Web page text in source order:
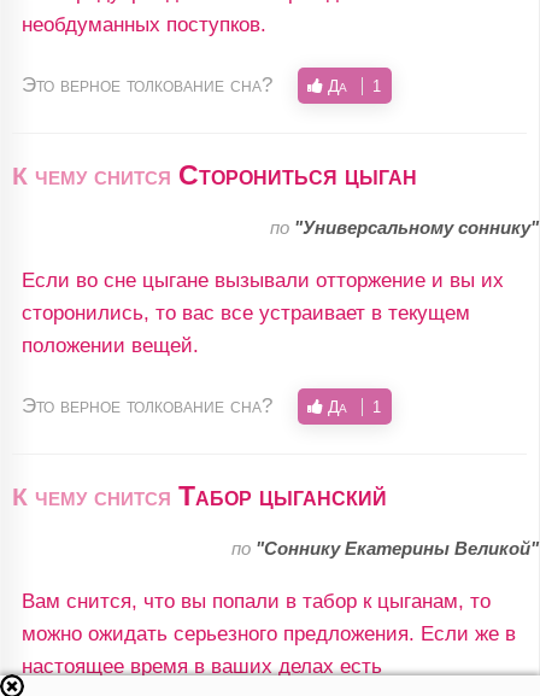
необдуманных поступков.
Это верное толкование сна? Да 1
К чему снится Сторониться цыган
по "Универсальному соннику"
Если во сне цыгане вызывали отторжение и вы их
сторонились, то вас все устраивает в текущем
положении вещей.
Это верное толкование сна? Да 1
К чему снится Табор цыганский
по "Соннику Екатерины Великой"
Вам снится, что вы попали в табор к цыганам, то
можно ожидать серьезного предложения. Если же в
настоящее время в ваших делах есть